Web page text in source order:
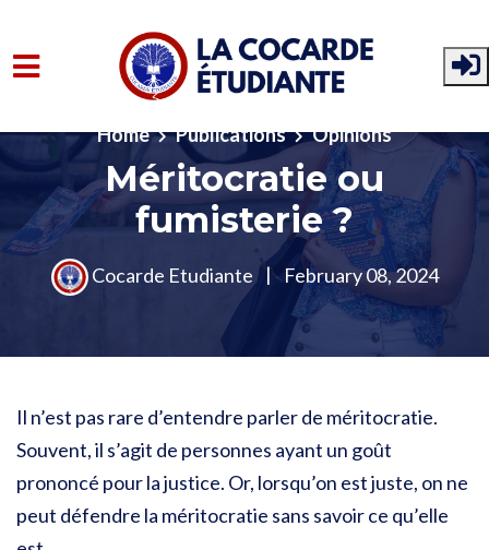
Home Publications Opinions
Méritocratie ou
fumisterie ?
Cocarde Etudiante | February 08, 2024
Il n’est pas rare d’entendre parler de méritocratie.
Souvent, il s’agit de personnes ayant un goût
prononcé pour la justice. Or, lorsqu’on est juste, on ne
peut défendre la méritocratie sans savoir ce qu’elle